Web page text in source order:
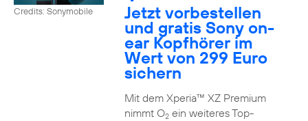
Credits: Sonymobile Jetzt vorbestellen
und gratis Sony on-
ear Kopfhörer im
Wert von 299 Euro
sichern
Mit dem Xperia™ XZ Premium
nimmt O2ein weiteres Top-